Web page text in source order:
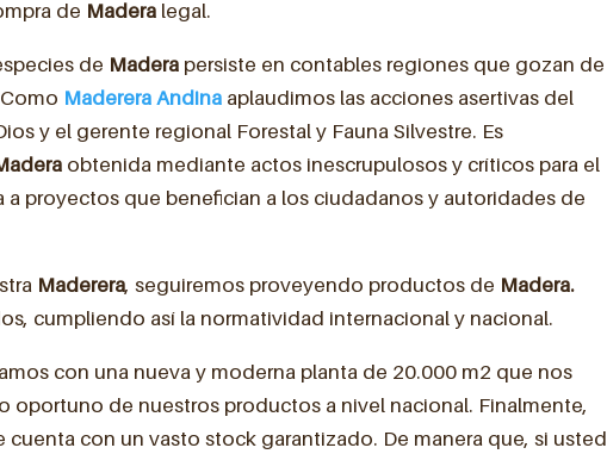
de Madera legal.
de Madera persiste en contables regiones que gozan de
Maderera Andina aplaudimos las acciones asertivas del
y el gerente regional Forestal y Fauna Silvestre. Es
obtenida mediante actos inescrupulosos y críticos para el
proyectos que benefician a los ciudadanos y autoridades de
Maderera, seguiremos proveyendo productos de Madera.
cumpliendo así la normatividad internacional y nacional.
con una nueva y moderna planta de 20.000 m2 que nos
oportuno de nuestros productos a nivel nacional. Finalmente,
cuenta con un vasto stock garantizado. De manera que, si usted